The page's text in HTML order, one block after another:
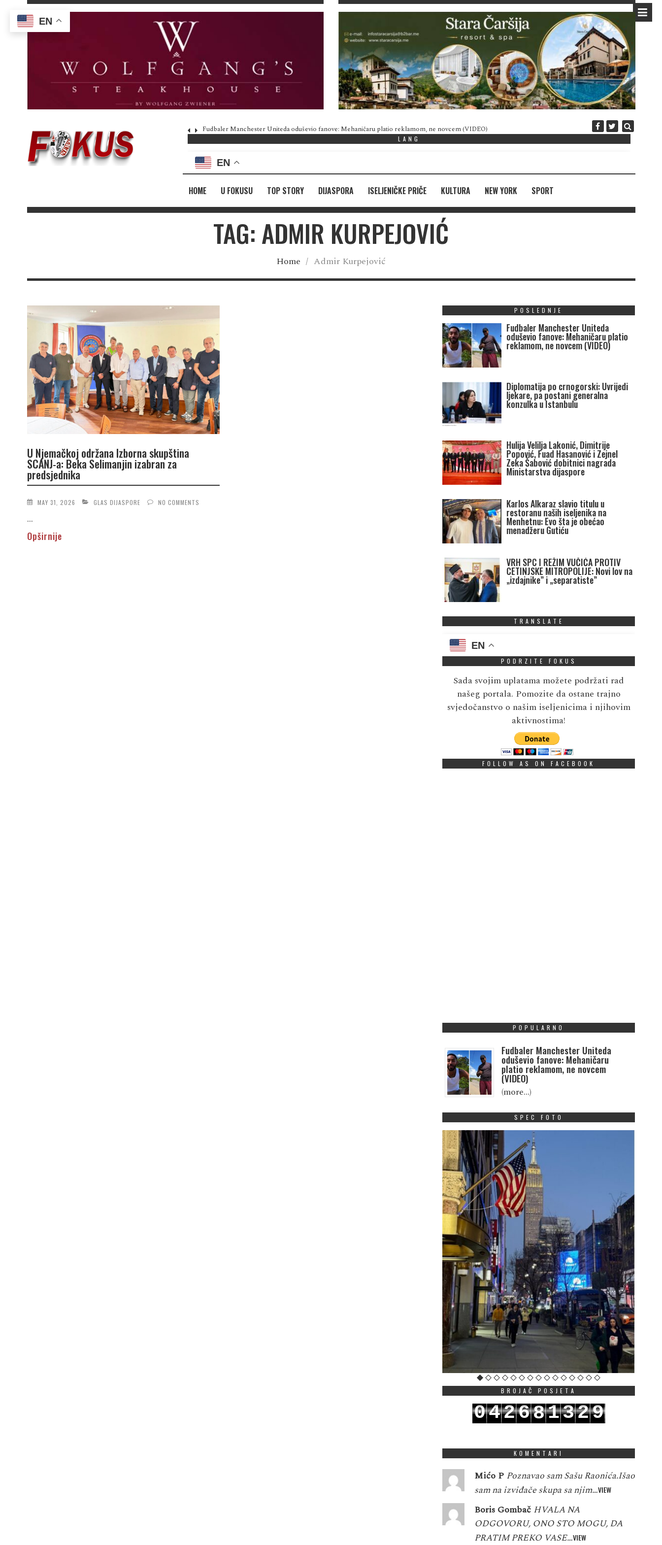
Fudbaler Manchester Uniteda oduševio fanove: Mehaničaru platio reklamom, ne novcem (VIDEO) Diplomatija po
LANG
EN
HOME U FOKUSU TOP STORY DIJASPORA ISELJENIČKE PRIČE KULTURA NEW YORK SPORT
TAG: ADMIR KURPEJOVIĆ
Home / Admir Kurpejović
U Njemačkoj održana Izborna skupština
SCANJ-a: Beka Selimanjin izabran za
predsjednika
MAY 31, 2026 GLAS DIJASPORE NO COMMENTS
...
Opširnije
POSLEDNJE
Fudbaler Manchester Uniteda
oduševio fanove: Mehaničaru platio
reklamom, ne novcem (VIDEO)
Diplomatija po crnogorski: Uvrijedi
ljekare, pa postani generalna
konzulka u Istanbulu
Hulija Velilja Lakonić, Dimitrije
Popović, Fuad Hasanović i Zejnel
Zeka Šabović dobitnici nagrada
Ministarstva dijaspore
Karlos Alkaraz slavio titulu u
restoranu naših iseljenika na
Menhetnu: Evo šta je obećao
menadžeru Gutiću
VRH SPC I REŽIM VUČIĆA PROTIV
CETINJSKE MITROPOLIJE: Novi lov na
„izdajnike” i „separatiste”
TRANSLATE
EN
PODRZITE FOKUS
Sada svojim uplatama možete podržati rad
našeg portala. Pomozite da ostane trajno
svjedočanstvo o našim iseljenicima i njihovim
aktivnostima!
FOLLOW AS ON FACEBOOK
POPULARNO
Fudbaler Manchester Uniteda
oduševio fanove: Mehaničaru
platio reklamom, ne novcem
(VIDEO)
(more…)
SPEC FOTO
BROJAČ POSJETA
042681329
KOMENTARI
Mićo P Poznavao sam Sašu Raonića.Išao
sam na izviđače skupa sa njim…VIEW
Boris Gombač HVALA NA
ODGOVORU, ONO STO MOGU, DA
PRATIM PREKO VASE…VIEW
EN